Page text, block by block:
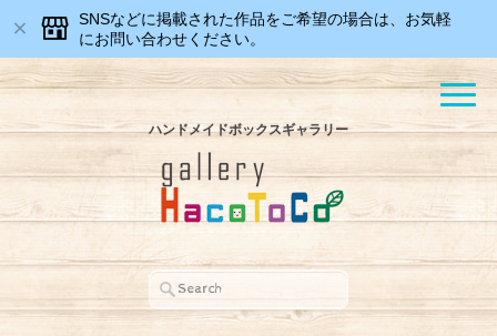
SNSなどに掲載された作品をご希望の場合は、お気軽
にお問い合わせください。
ハンドメイドボックスギャラリー